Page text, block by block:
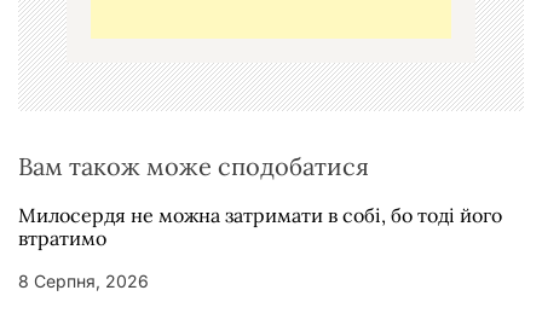
и
с
і
Вам також може сподобатися
Милосердя не можна затримати в собі, бо тоді його
втратимо
8 Серпня, 2026